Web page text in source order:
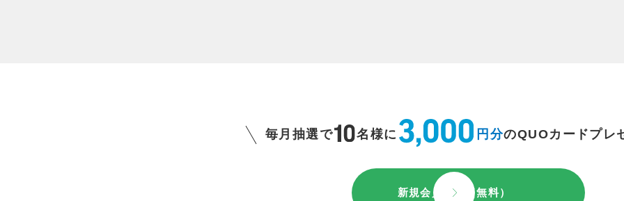
毎月抽選で 名様に 円分のQUOカードプレ
新規会員登録（無料）